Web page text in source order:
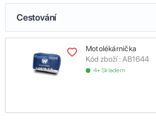
Cestování
Motolékárnička
Kód zboží : AB1644
4+ Skladem